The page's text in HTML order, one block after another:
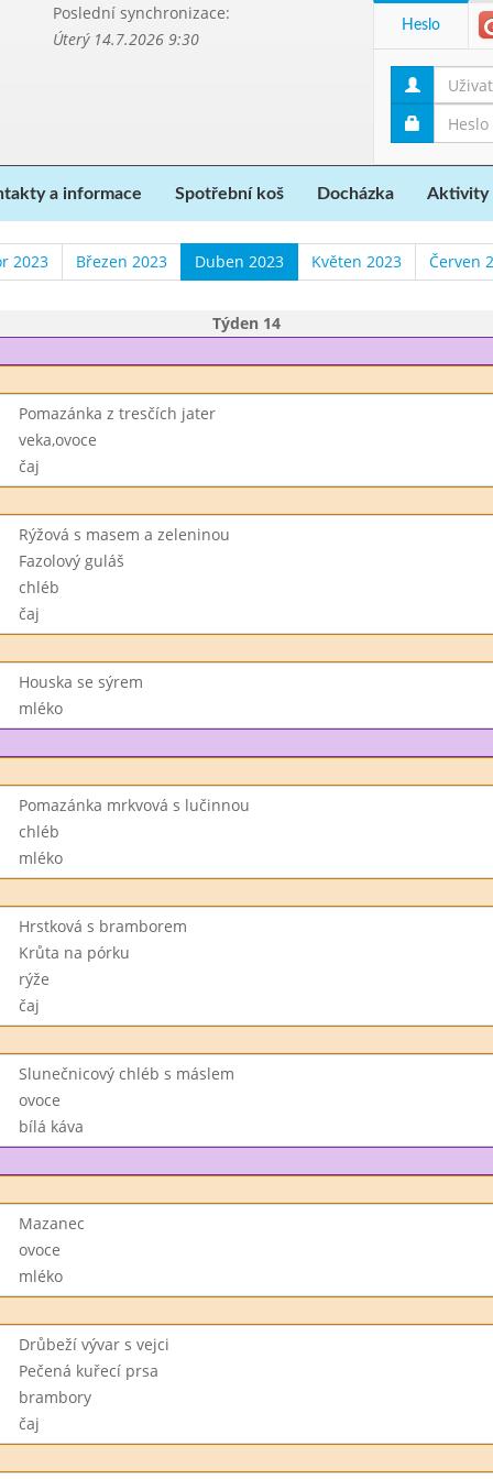
Poslední synchronizace:
Úterý 14.7.2026 9:30
Heslo
a informace Spotřební koš Docházka Aktivity
2023 Březen 2023 Duben 2023 Květen 2023 Červen
Týden 14
Pomazánka z tresčích jater
veka,ovoce
čaj
Rýžová s masem a zeleninou
Fazolový guláš
chléb
čaj
Houska se sýrem
mléko
Pomazánka mrkvová s lučinnou
chléb
mléko
Hrstková s bramborem
Krůta na pórku
rýže
čaj
Slunečnicový chléb s máslem
ovoce
bílá káva
Mazanec
ovoce
mléko
Drůbeží vývar s vejci
Pečená kuřecí prsa
brambory
čaj